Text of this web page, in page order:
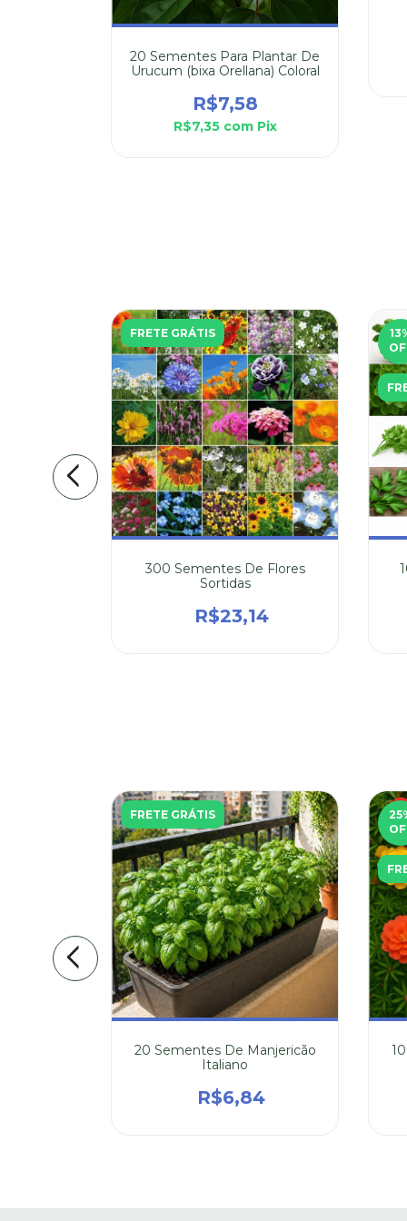
20 Sementes Para Plantar De
Urucum (bixa Orellana) Coloral
R$7,58
R$7,35 com Pix
FRETE GRÁTIS
300 Sementes De Flores
Sortidas
R$23,14
13
FRETE GRÁTIS
20 Sementes De Manjericão
Italiano
R$6,84
25